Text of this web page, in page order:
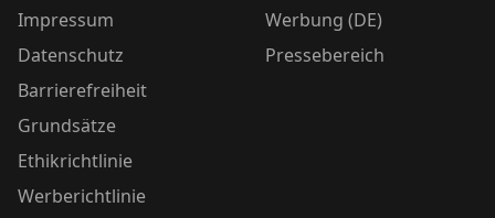
Impressum
Datenschutz
Barrierefreiheit
Grundsätze
Ethikrichtlinie
Werberichtlinie
Werbung (DE)
Pressebereich